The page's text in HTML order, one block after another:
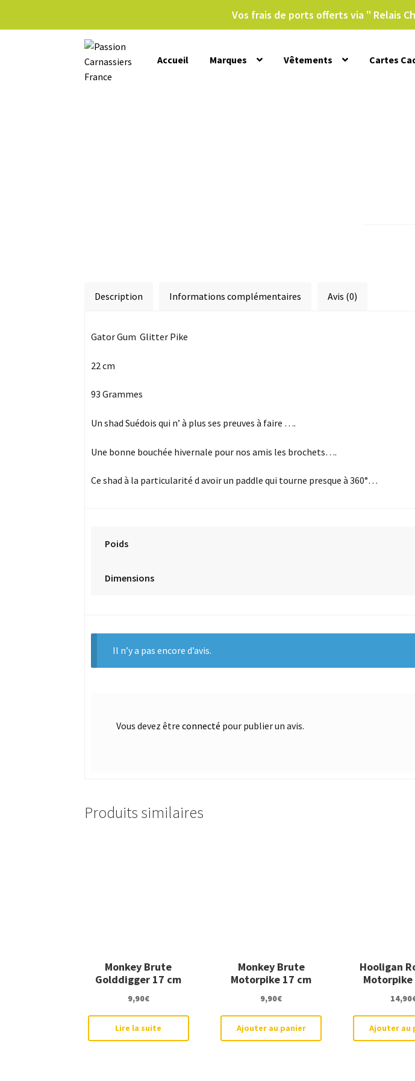
Vos frais de ports offerts via " Relais
Accueil Marques Vêtements Cartes
Description Informations complémentaires Avis (0)
Gator Gum Glitter Pike
22 cm
93 Grammes
Un shad Suédois qui n’ à plus ses preuves à faire ….
Une bonne bouchée hivernale pour nos amis les brochets….
Ce shad à la particularité d avoir un paddle qui tourne presque à 360°…
Poids
Dimensions
Il n’y a pas encore d’avis.
Vous devez être connecté pour publier un avis.
Produits similaires
Monkey Brute
Golddigger 17 cm
9,90€
Lire la suite
Monkey Brute
Motorpike 17 cm
9,90€
Ajouter au panier
Hooligan
Motorpike
14,90
Ajouter au